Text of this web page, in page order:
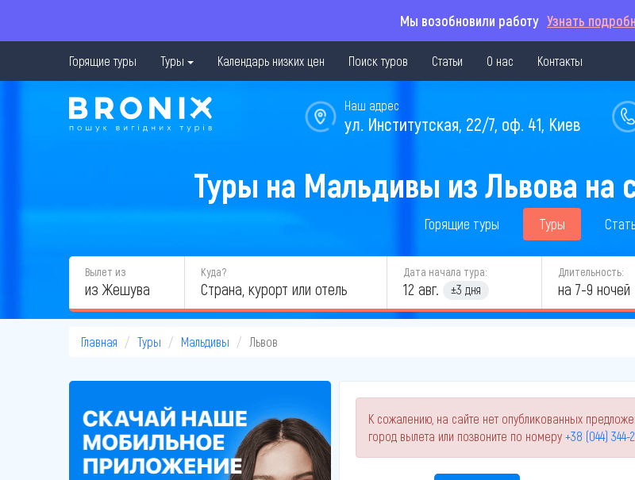
Мы возобновили работу Узнать
Горящие туры Туры Календарь низких цен Поиск туров Статьи О нас Контакты
Наш адрес
ул. Институтская, 22/7, оф. 41, Киев
Туры на Мальдивы из Львова на
Горящие туры Туры
Вылет из
из Жешува
Куда? Дата начала тура:
12 авг. ±3 дня
Длительность:
на 7-9 ночей
Главная Туры Мальдивы Львов
К сожалению, на сайте нет опубликованных
город вылета или позвоните по номеру +38 (044) 344-